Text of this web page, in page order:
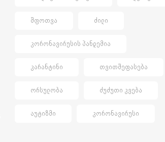
ᲨᲤᲝᲗᲕᲐ ᲫᲘᲚᲘ
ᲙᲝᲠᲝᲜᲐᲕᲘᲠᲣᲡᲘᲡ ᲞᲐᲜᲓᲔᲛᲘᲐ
ᲙᲐᲠᲐᲜᲢᲘᲜᲘ ᲗᲕᲘᲗᲨᲔᲤᲐᲡᲔᲑᲐ
ᲝᲠᲡᲣᲚᲝᲑᲐ ᲫᲣᲫᲣᲗᲘ ᲙᲕᲔᲑᲐ
ᲐᲣᲢᲘᲖᲛᲘ ᲙᲝᲠᲝᲜᲐᲕᲘᲠᲣᲡᲘ